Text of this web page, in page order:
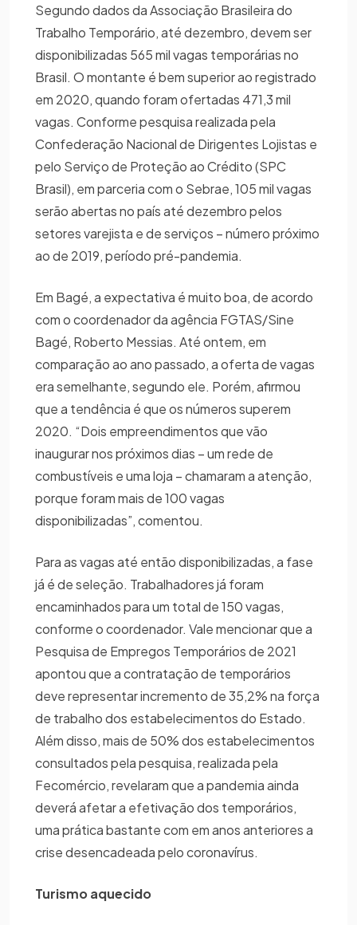
Segundo dados da Associação Brasileira do
Trabalho Temporário, até dezembro, devem ser
disponibilizadas 565 mil vagas temporárias no
Brasil. O montante é bem superior ao registrado
em 2020, quando foram ofertadas 471,3 mil
vagas. Conforme pesquisa realizada pela
Confederação Nacional de Dirigentes Lojistas e
pelo Serviço de Proteção ao Crédito (SPC
Brasil), em parceria com o Sebrae, 105 mil vagas
serão abertas no país até dezembro pelos
setores varejista e de serviços – número próximo
ao de 2019, período pré-pandemia.
Em Bagé, a expectativa é muito boa, de acordo
com o coordenador da agência FGTAS/Sine
Bagé, Roberto Messias. Até ontem, em
comparação ao ano passado, a oferta de vagas
era semelhante, segundo ele. Porém, afirmou
que a tendência é que os números superem
2020. “Dois empreendimentos que vão
inaugurar nos próximos dias – um rede de
combustíveis e uma loja – chamaram a atenção,
porque foram mais de 100 vagas
disponibilizadas”, comentou.
Para as vagas até então disponibilizadas, a fase
já é de seleção. Trabalhadores já foram
encaminhados para um total de 150 vagas,
conforme o coordenador. Vale mencionar que a
Pesquisa de Empregos Temporários de 2021
apontou que a contratação de temporários
deve representar incremento de 35,2% na força
de trabalho dos estabelecimentos do Estado.
Além disso, mais de 50% dos estabelecimentos
consultados pela pesquisa, realizada pela
Fecomércio, revelaram que a pandemia ainda
deverá afetar a efetivação dos temporários,
uma prática bastante com em anos anteriores a
crise desencadeada pelo coronavírus.
Turismo aquecido